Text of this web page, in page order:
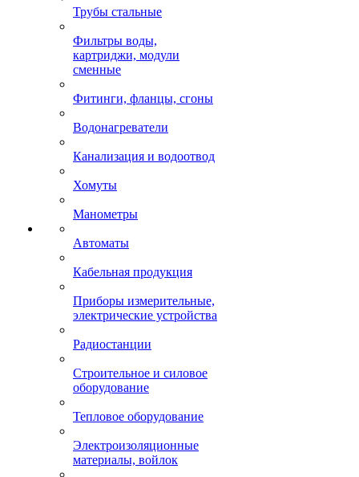
Трубы стальные
Фильтры воды,
картриджи, модули
сменные
Фитинги, фланцы, сгоны
Водонагреватели
Канализация и водоотвод
Хомуты
Манометры
Автоматы
Кабельная продукция
Приборы измерительные,
электрические устройства
Радиостанции
Строительное и силовое
оборудование
Тепловое оборудование
Электроизоляционные
материалы, войлок